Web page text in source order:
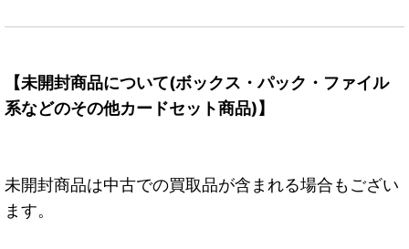
【未開封商品について(ボックス・パック・ファイル
系などのその他カードセット商品)】
未開封商品は中古での買取品が含まれる場合もござい
ます。